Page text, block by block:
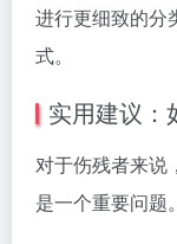
进行更细致的分
式。
实用建议：
对于伤残者来说
是一个重要问题